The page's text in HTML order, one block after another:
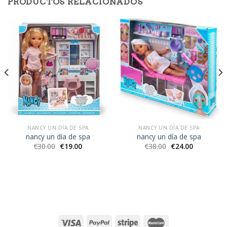
NANCY UN DÍA DE SPA
nancy un día de spa
€30.00 €19.00
NANCY UN DÍA DE SPA
nancy un día de spa
€38.00 €24.00